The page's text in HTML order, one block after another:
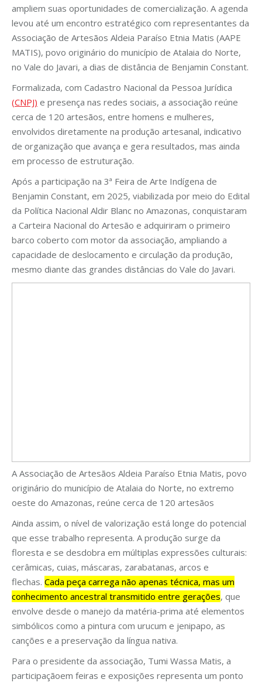
ampliem suas oportunidades de comercialização. A agenda
levou até um encontro estratégico com representantes da
Associação de Artesãos Aldeia Paraíso Etnia Matis (AAPE
MATIS), povo originário do município de Atalaia do Norte,
no Vale do Javari, a dias de distância de Benjamin Constant.
Formalizada, com Cadastro Nacional da Pessoa Jurídica
(CNPJ) e presença nas redes sociais, a associação reúne
cerca de 120 artesãos, entre homens e mulheres,
envolvidos diretamente na produção artesanal, indicativo
de organização que avança e gera resultados, mas ainda
em processo de estruturação.
Após a participação na 3ª Feira de Arte Indígena de
Benjamin Constant, em 2025, viabilizada por meio do Edital
da Política Nacional Aldir Blanc no Amazonas, conquistaram
a Carteira Nacional do Artesão e adquiriram o primeiro
barco coberto com motor da associação, ampliando a
capacidade de deslocamento e circulação da produção,
mesmo diante das grandes distâncias do Vale do Javari.
A Associação de Artesãos Aldeia Paraíso Etnia Matis, povo
originário do município de Atalaia do Norte, no extremo
oeste do Amazonas, reúne cerca de 120 artesãos
Ainda assim, o nível de valorização está longe do potencial
que esse trabalho representa. A produção surge da
floresta e se desdobra em múltiplas expressões culturais:
cerâmicas, cuias, máscaras, zarabatanas, arcos e
flechas. Cada peça carrega não apenas técnica, mas um
conhecimento ancestral transmitido entre gerações, que
envolve desde o manejo da matéria-prima até elementos
simbólicos como a pintura com urucum e jenipapo, as
canções e a preservação da língua nativa.
Para o presidente da associação, Tumi Wassa Matis, a
participaçãoem feiras e exposições representa um ponto